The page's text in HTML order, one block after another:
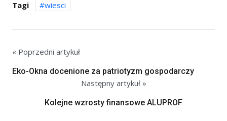
Tagi wiesci
« Poprzedni artykuł
Eko-Okna docenione za patriotyzm gospodarczy
Następny artykuł »
Kolejne wzrosty finansowe ALUPROF